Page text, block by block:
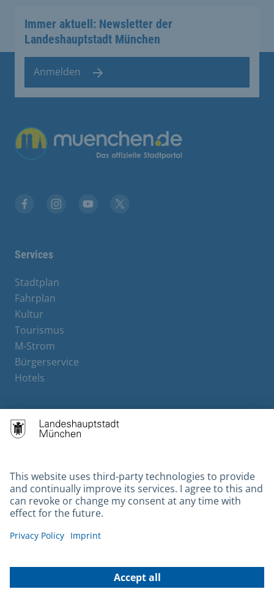
Immer aktuell: Newsletter der
Landeshauptstadt München
Anmelden
Übergreifende Links
Services
Stadtplan
Fahrplan
Kultur
Tourismus
M-Strom
Bürgerservice
Hotels
Contact
Gebärdensprache
Datenschutz
Kontakt
© 2026 Portal München Betriebs GmbH & Co. KG - Ein Service der